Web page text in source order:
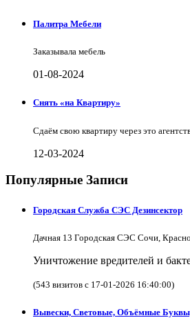
Палитра Мебели
Заказывала мебель
01-08-2024
Снять «на Квартиру»
Сдаём свою квартиру через это
12-03-2024
Популярные Записи
Городская Служба СЭС Дезинсектор
Дачная 13 Городская СЭС Сочи,
Уничтожение вредителей и
(543 визитов с 17-01-2026 16:40:00)
Вывески, Световые, Объёмные